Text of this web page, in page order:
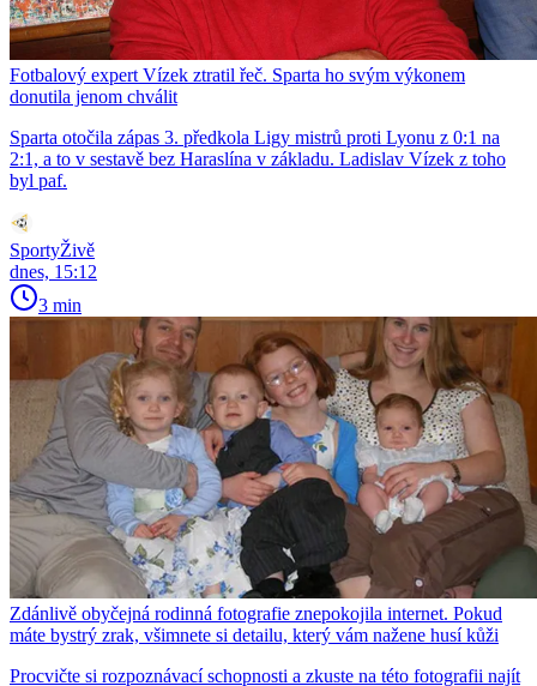
Fotbalový expert Vízek ztratil řeč. Sparta ho svým výkonem
donutila jenom chválit
Sparta otočila zápas 3. předkola Ligy mistrů proti Lyonu z 0:1 na
2:1, a to v sestavě bez Haraslína v základu. Ladislav Vízek z toho
byl paf.
SportyŽivě
dnes, 15:12
3 min
Zdánlivě obyčejná rodinná fotografie znepokojila internet. Pokud
máte bystrý zrak, všimnete si detailu, který vám nažene husí kůži
Procvičte si rozpoznávací schopnosti a zkuste na této fotografii najít